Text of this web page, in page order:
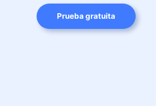
Prueba gratuita